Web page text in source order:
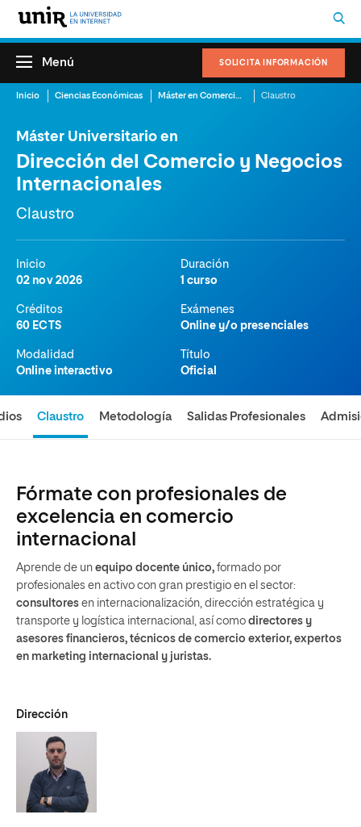
SOLICITA INFORMACIÓN
Menú
Inicio Ciencias Económicas Máster en Comercio Internacional Claustro
Máster Universitario en
Dirección del Comercio y Negocios
Internacionales
Claustro
Inicio
02 nov 2026
Duración
1 curso
Créditos
60 ECTS
Exámenes
Online y/o presenciales
Modalidad
Online interactivo
Título
Oficial
Claustro Metodología Salidas Profesionales
Fórmate con profesionales de
excelencia en comercio
internacional
Aprende de un equipo docente único, formado por
profesionales en activo con gran prestigio en el sector:
consultores en internacionalización, dirección estratégica y
transporte y logística internacional, así como directores y
asesores financieros, técnicos de comercio exterior, expertos
en marketing internacional y juristas.
Dirección